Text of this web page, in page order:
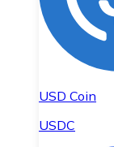
USD Coin
USDC